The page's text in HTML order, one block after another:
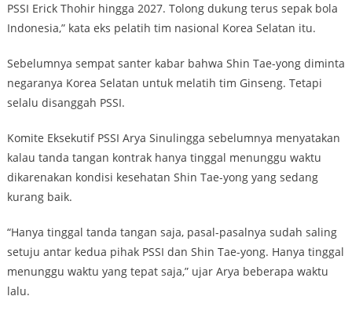
PSSI Erick Thohir hingga 2027. Tolong dukung terus sepak bola
Indonesia,” kata eks pelatih tim nasional Korea Selatan itu.
Sebelumnya sempat santer kabar bahwa Shin Tae-yong diminta
negaranya Korea Selatan untuk melatih tim Ginseng. Tetapi
selalu disanggah PSSI.
Komite Eksekutif PSSI Arya Sinulingga sebelumnya menyatakan
kalau tanda tangan kontrak hanya tinggal menunggu waktu
dikarenakan kondisi kesehatan Shin Tae-yong yang sedang
kurang baik.
“Hanya tinggal tanda tangan saja, pasal-pasalnya sudah saling
setuju antar kedua pihak PSSI dan Shin Tae-yong. Hanya tinggal
menunggu waktu yang tepat saja,” ujar Arya beberapa waktu
lalu.